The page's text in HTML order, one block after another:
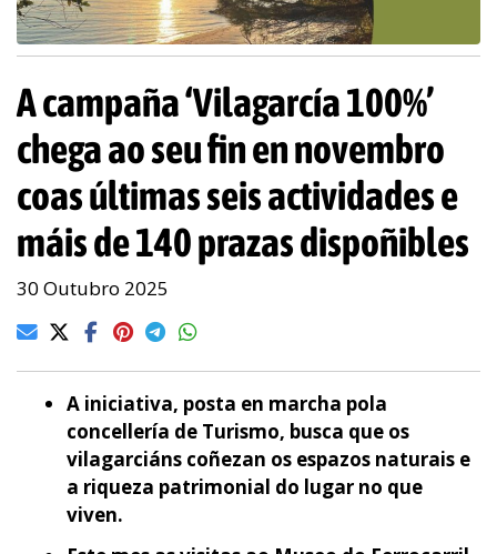
A campaña ‘Vilagarcía 100%’
chega ao seu fin en novembro
coas últimas seis actividades e
máis de 140 prazas dispoñibles
30 Outubro 2025
A iniciativa, posta en marcha pola
concellería de Turismo, busca que os
vilagarciáns coñezan os espazos naturais e
a riqueza patrimonial do lugar no que
viven.